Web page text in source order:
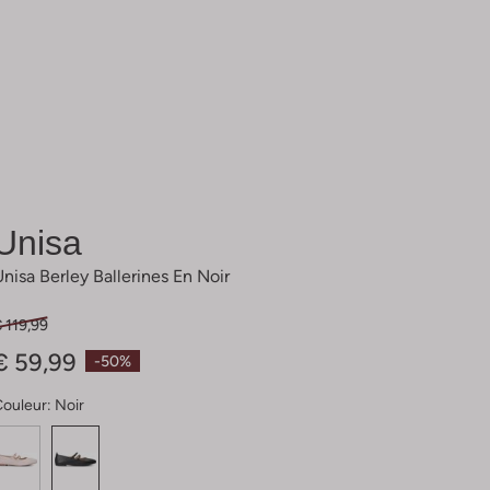
Berley Ballerines En Noir
-50%
119,99
59,99
Noir